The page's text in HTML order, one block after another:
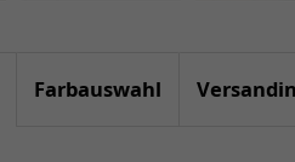
Farbauswahl